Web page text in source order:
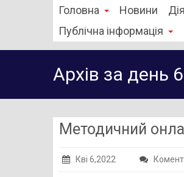
Головна Новини
Публічна інформація
Архів за день
Методичний
Кві 6,2022